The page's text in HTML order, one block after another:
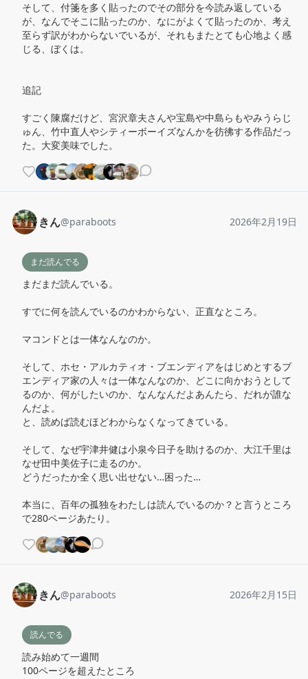
そして、付箋を多く貼ったのでその部分を今読み返している
が、なんでそこに貼ったのか、なにがよくて貼ったのか、考え
至らず訳がわからないでいるが、それもまたとても心地よく感
じる、ぼくは。
追記
すごく陳腐だけど、宮沢章夫さんや宝島や中島らもやみうらじ
ゅん、竹中直人やシティーボーイズなんかを彷彿する作品だっ
た。大変美味でした。
きん@paraboots 2026年2月19日
まだ読んでる
まだまだ読んでいる。
すでに何を読んでいるのかわからない、正直なところ。
マコンドとは一体なんなのか。
そして、ホセ・アルカティオ・ブエンディアをはじめとするブ
エンディア家の人々は一体なんなのか、どこに向かおうとして
るのか、何がしたいのか、なんなんだよあんたら、だれが誰な
んだよ。
と、読めば読むほどわからなくなってきている。
そして、なぜ宇津井健は小泉今日子を助けるのか、大江千里は
なぜ田中美佐子に走るのか。
どうだったか全く思い出せない…困った…
本当に、百年の孤独をわたしは読んでいるのか？と言うところ
で280ページあたり。
きん@paraboots 2026年2月15日
読んでる
読み始めて一週間
100ページを超えたところ